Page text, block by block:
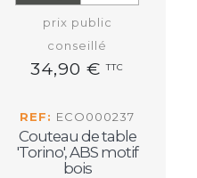
prix public
conseillé
34,90 €TTC
REF: ECO000237
Couteau de table
'Torino', ABS motif
bois